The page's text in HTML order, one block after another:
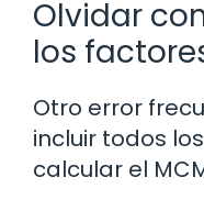
Olvidar
los
Otro error
incluir todos
calcular el